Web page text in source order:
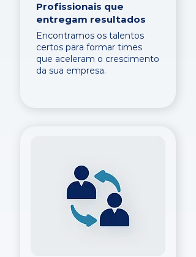
Profissionais que
entregam resultados
Encontramos os talentos
certos para formar times
que aceleram o crescimento
da sua empresa.